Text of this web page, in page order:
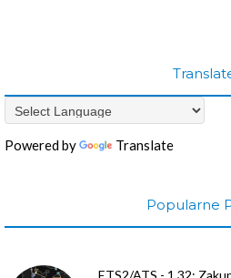
Powered by Translate
Popularne
ETS2/ATS - 1.32: